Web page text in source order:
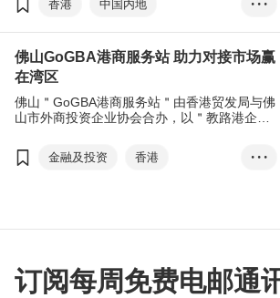
创造港商服务新机遇。
香港
中国内地
GoGBA大湾区发展日
江门外商投资企业协会
GoGBA港商服务站
一带一路
RCEP
• • •
佛山GoGBA港商服务站 助力对接市场赢
在湾区
佛山＂GoGBA港商服务站＂由香港贸发局与佛
山市外商投资企业协会合办，以＂教路港企，
进驻佛山的港商提供全面协助，进一步提升贸
发局对中小企开拓粤港澳大湾区商机的支援。
金融及投资
香港
大湾区服务中心
• • •
订阅每周免费电邮通